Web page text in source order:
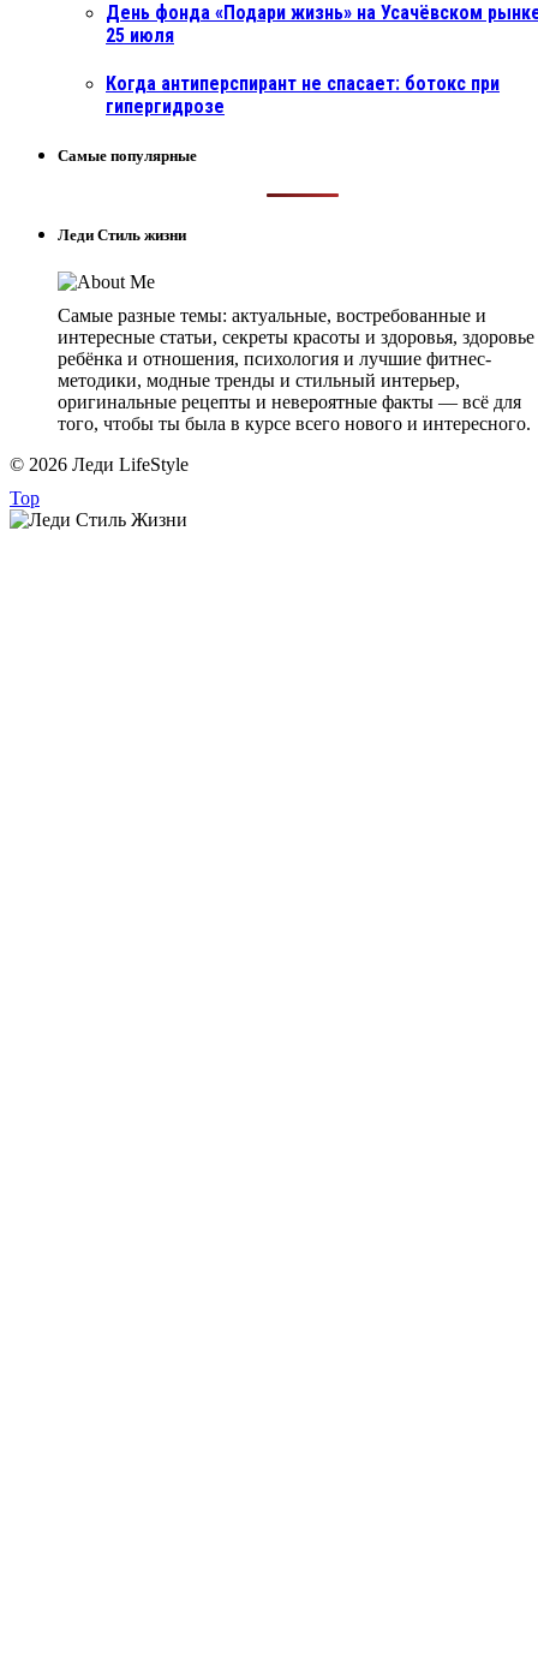
День фонда «Подари жизнь» на Усачёвском
25 июля
Когда антиперспирант не спасает: ботокс при
гипергидрозе
Самые популярные
Леди Стиль жизни
Самые разные темы: актуальные, востребованные и
интересные статьи, секреты красоты и здоровья, здоровье
ребёнка и отношения, психология и лучшие фитнес-
методики, модные тренды и стильный интерьер,
оригинальные рецепты и невероятные факты — всё для
того, чтобы ты была в курсе всего нового и интересного.
© 2026 Леди LifeStyle
Top